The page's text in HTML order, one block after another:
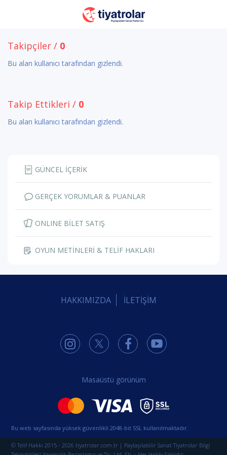
Takipçiler / 0
Bu alan kullanıcı tarafından gizlendi.
Takip Ettikleri / 0
Bu alan kullanıcı tarafından gizlendi.
GÜNCEL İÇERİK
GERÇEK YORUMLAR & PUANLAR
ONLINE BİLET SATIŞ
OYUN METİNLERİ & TELİF HAKLARI
HAKKIMIZDA İLETİŞİM
Masaüstü görünüm
Bu web sayfasında yüksek güvenlikli 2048-bit SSL kullanılmaktadır.
© Telif Hakkı 2015 - 2026 tiyatrolar.com.tr | Paylaşılabilir Sanat Tiyatrolar Bilgi